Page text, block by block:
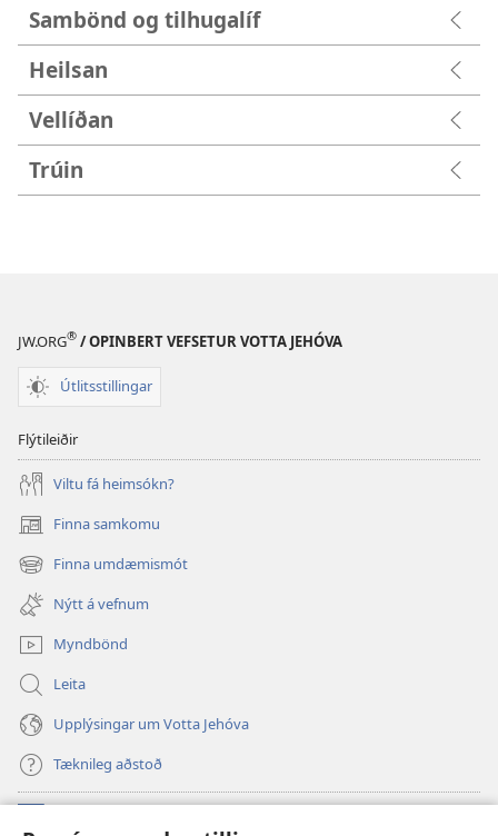
Sambönd og tilhugalíf
Heilsan
Vellíðan
Trúin
JW.ORG® / OPINBERT VEFSETUR VOTTA JEHÓVA
Útlitsstillingar
Flýtileiðir
Viltu fá heimsókn?
Finna samkomu
(opnast
í
nýjum
glugga)
Finna umdæmismót
(opnast
nýjum
glugga)
Nýtt á vefnum
Myndbönd
Leita
Upplýsingar um Votta Jehóva
Tæknileg aðstoð
(opnast